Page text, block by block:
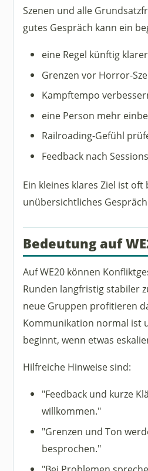
Szenen und alle
gutes Gespräch kann ein
eine Regel künftig
Grenzen vor Horror-
Kampftempo
eine Person mehr
Railroading-Gefühl
Feedback nach
Ein kleines klares Ziel ist
unübersichtliches
Bedeutung auf
Auf WE20 können
Runden langfristig stabiler
neue Gruppen profitieren
Kommunikation normal ist
beginnt, wenn etwas
Hilfreiche Hinweise sind:
"Feedback und kurze
willkommen."
"Grenzen und Ton
besprochen."